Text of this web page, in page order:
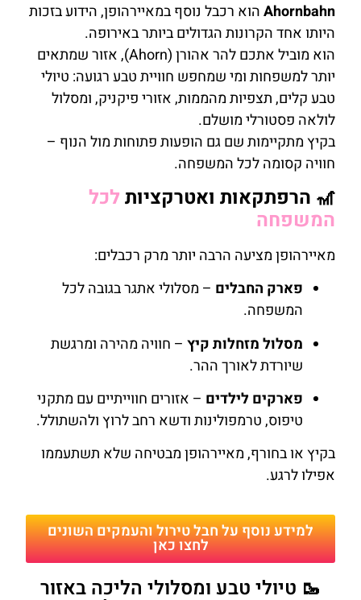
Ahornbahnהוא רכבל נוסף במאיירהופן, הידוע בזכות
היותו אחד הקרונות הגדולים ביותר באירופה.
הוא מוביל אתכם להר אהורן (Ahorn), אזור שמתאים
יותר למשפחות ומי שמחפש חוויית טבע רגועה: טיולי
טבע קלים, תצפיות מהממות, אזורי פיקניק, ומסלול
לולאה פסטורלי מושלם.
בקיץ מתקיימות שם גם הופעות פתוחות מול הנוף –
חוויה קסומה לכל המשפחה.
🎢 הרפתקאות ואטרקציות לכל
המשפחה
מאיירהופן מציעה הרבה יותר מרק רכבלים:
פארק החבלים – מסלולי אתגר בגובה לכל
המשפחה.
מסלול מזחלות קיץ – חוויה מהירה ומרגשת
שיורדת לאורך ההר.
פארקים לילדים – אזורים חווייתיים עם מתקני
טיפוס, טרמפולינות ודשא רחב לרוץ ולהשתולל.
בקיץ או בחורף, מאיירהופן מבטיחה שלא תשתעממו
אפילו לרגע.
למידע נוסף על חבל טירול והעמקים השונים
לחצו כאן
🥾 טיולי טבע ומסלולי הליכה באזור